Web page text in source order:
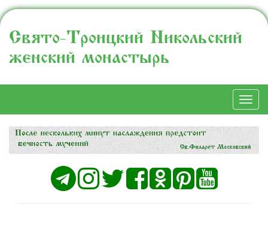
Свято-Троицкий Никольский
женский монастырь